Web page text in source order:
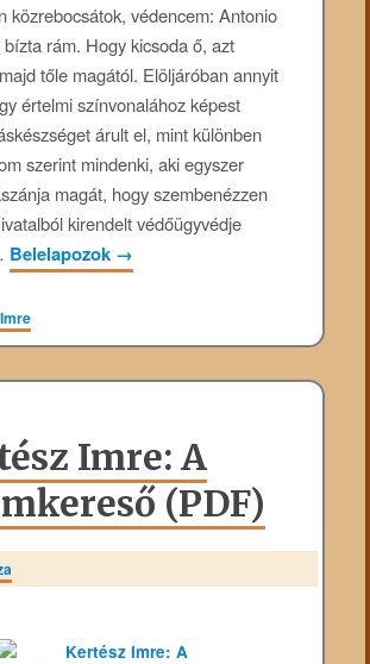
közrebocsátok, védencem: Antonio
rám. Hogy kicsoda ő, azt
tőle magától. Elöljáróban annyit
értelmi színvonalához képest
árult el, mint különben
szerint mindenki, aki egyszer
magát, hogy szembenézzen
kirendelt védőügyvédje
Belelapozok →
Imre: A
(PDF)